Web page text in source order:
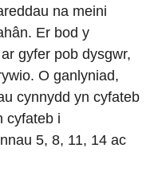
na meini
Er bod y
gyfer pob dysgwr,
O ganlyniad,
cynnydd yn cyfateb
cyfateb i
5, 8, 11, 14 ac